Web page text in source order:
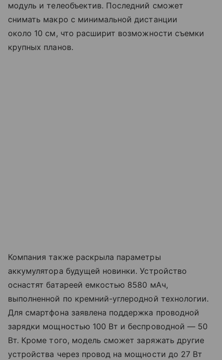
модуль и телеобъектив. Последний сможет
снимать макро с минимальной дистанции
около 10 см, что расширит возможности съемки
крупных планов.
Компания также раскрыла параметры
аккумулятора будущей новинки. Устройство
оснастят батареей емкостью 8580 мАч,
выполненной по кремний-углеродной технологии.
Для смартфона заявлена поддержка проводной
зарядки мощностью 100 Вт и беспроводной — 50
Вт. Кроме того, модель сможет заряжать другие
устройства через провод на мощности до 27 Вт